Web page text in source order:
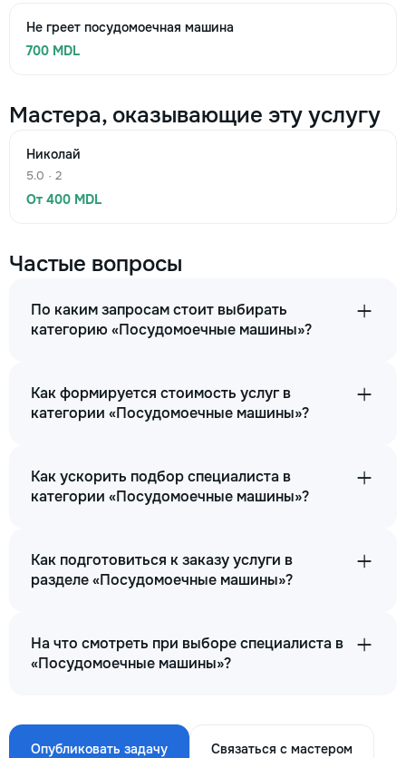
Не греет посудомоечная машина
700 MDL
Мастера, оказывающие эту услугу
Николай
5.0 · 2
От 400 MDL
Частые вопросы
По каким запросам стоит выбирать
категорию «Посудомоечные машины»?
Как формируется стоимость услуг в
категории «Посудомоечные машины»?
Как ускорить подбор специалиста в
категории «Посудомоечные машины»?
Как подготовиться к заказу услуги в
разделе «Посудомоечные машины»?
На что смотреть при выборе специалиста в
«Посудомоечные машины»?
Опубликовать задачу Связаться с мастером